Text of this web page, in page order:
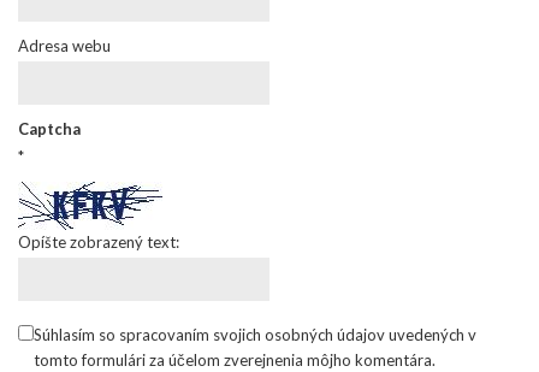
Adresa webu
Captcha
*
Opíšte zobrazený text:
Súhlasím so spracovaním svojich osobných údajov uvedených v
tomto formulári za účelom zverejnenia môjho komentára.